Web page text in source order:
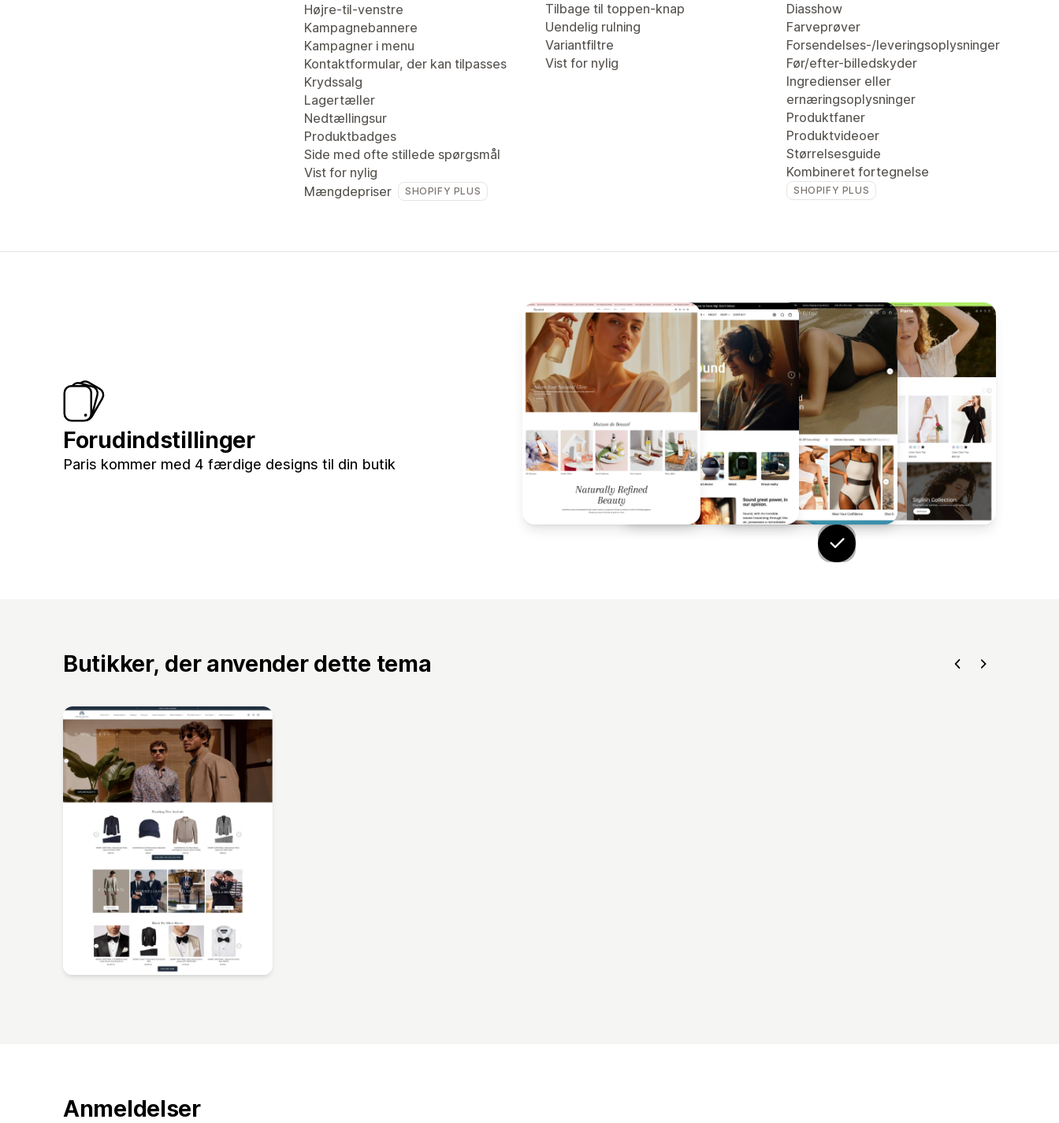
Højre-til-venstre
Kampagnebannere
Kampagner i menu
Kontaktformular, der kan tilpasses
Krydssalg
Lagertæller
Nedtællingsur
Produktbadges
Side med ofte stillede spørgsmål
Vist for nylig
Mængdepriser
SHOPIFY PLUS
Tilbage til toppen-knap
Uendelig rulning
Variantfiltre
Vist for nylig
Diasshow
Farveprøver
Forsendelses-/leveringsoplysninger
Før/efter-billedskyder
Ingredienser eller
ernæringsoplysninger
Produktfaner
Produktvideoer
Størrelsesguide
Kombineret fortegnelse
SHOPIFY PLUS
Forudindstillinger
Paris kommer med 4 færdige designs til din butik
Butikker, der anvender dette tema
Anmeldelser